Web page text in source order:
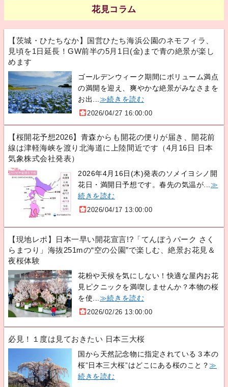
花見コラム
【茨城・ひたちなか】国営ひたち海浜公園のネモフィラ、
見頃を1日延長！GW前半の5月1日(金)まで青の絶景が楽し
めます
ゴールデンウィーク期間にボリューム満点
の満開を迎え、爽やかな絶景がみなさまを
お出... ≫続きを読む
2026/04/27 16:00:00
【桜開花予想2026】青森からも開花の便りが届き、開花前
線は津軽海峡を渡り北海道に上陸間近です（4月16日 日本
気象株式会社発表）
2026年4月16日(木)発表のソメイヨシノ開
花日・満開日予想です。春先の気温が... ≫
続きを読む
2026/04/17 13:00:00
【現地レポ】日本一早い開花宣言!?「てんぼうパーク さく
らまつり」海抜251mの“空の公園”で楽しむ、絶景お花見＆
夜桜体験
花粉や天候を気にしない！快適な屋内お花
見ピクニックを満喫しませんか？本物の桜
を使... ≫続きを読む
2026/02/26 13:00:00
必見！１度は見ておきたい 日本三大桜
国から天然記念物に指定されている３本の
桜”日本三大桜”はどこにある桜のこと？≫
続きを読む